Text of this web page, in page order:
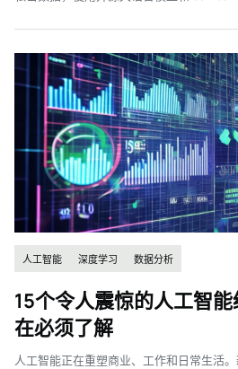
人工智能 深度学习 数据分析
15个令人震惊的人工智
在必须了解
人工智能正在重塑商业、工作和日常生活